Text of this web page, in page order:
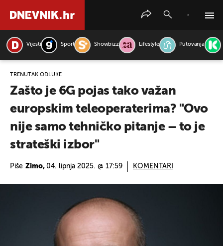
Vijesti Sport Showbizz Lifestyle Putovanja
TRENUTAK ODLUKE
Zašto je 6G pojas tako važan
europskim teleoperaterima? "Ovo
nije samo tehničko pitanje – to je
strateški izbor"
Piše Zimo, 04. lipnja 2025. @ 17:59 KOMENTARI
PRETRAŽITE VIJESTI